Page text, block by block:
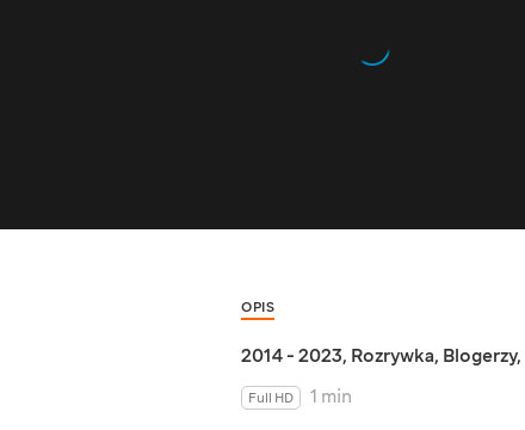
OPIS
2014 - 2023, Rozrywka, Blogerzy,
Full HD
1 min